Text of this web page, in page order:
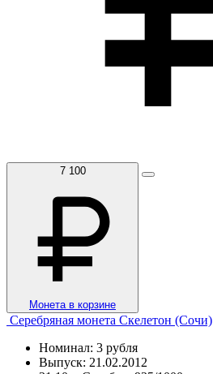
7 100
Монета в корзине
Серебряная монета Скелетон (Сочи)
Номинал: 3 рубля
Выпуск: 21.02.2012